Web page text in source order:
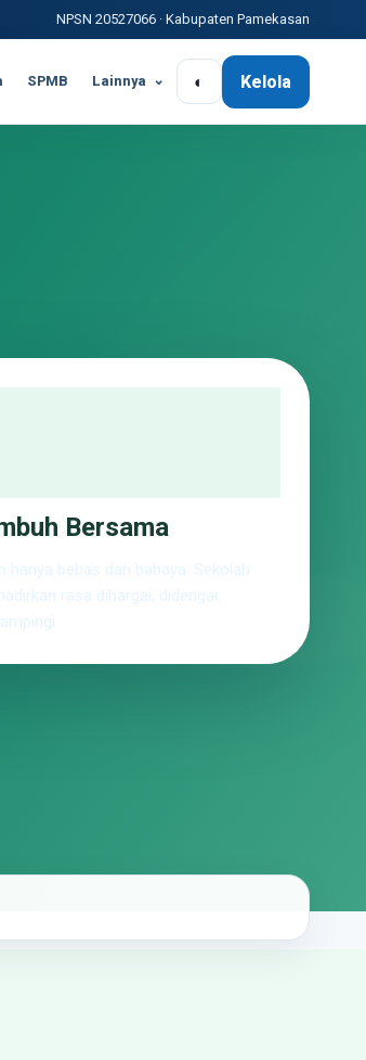
NPSN 20527066 · Kabupaten Pamekasan
SPMB Lainnya ◐ Kelola
Bersama
hanya bebas dari bahaya. Sekolah
rasa dihargai, didengar,